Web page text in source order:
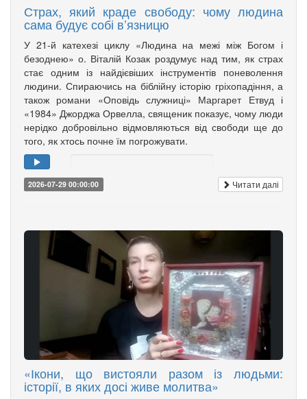
Страх, який краде свободу: чому людина
сама будує собі в’язницю
У 21-й катехезі циклу «Людина на межі між Богом і
безоднею» о. Віталій Козак роздумує над тим, як страх
стає одним із найдієвіших інструментів поневолення
людини. Спираючись на біблійну історію гріхопадіння, а
також романи «Оповідь служниці» Маргарет Етвуд і
«1984» Джорджа Орвелла, священик показує, чому люди
нерідко добровільно відмовляються від свободи ще до
того, як хтось почне їм погрожувати.
2026-07-29 00:00:00 Читати далі
«Ікони, що вистояли разом із людьми:
історії, в яких досі живе молитва»